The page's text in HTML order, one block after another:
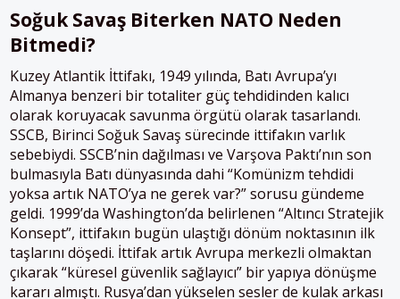
Soğuk Savaş Biterken NATO Neden
Bitmedi?
Kuzey Atlantik İttifakı, 1949 yılında, Batı Avrupa’yı
Almanya benzeri bir totaliter güç tehdidinden kalıcı
olarak koruyacak savunma örgütü olarak tasarlandı.
SSCB, Birinci Soğuk Savaş sürecinde ittifakın varlık
sebebiydi. SSCB’nin dağılması ve Varşova Paktı’nın son
bulmasıyla Batı dünyasında dahi “Komünizm tehdidi
yoksa artık NATO’ya ne gerek var?” sorusu gündeme
geldi. 1999’da Washington’da belirlenen “Altıncı Stratejik
Konsept”, ittifakın bugün ulaştığı dönüm noktasının ilk
taşlarını döşedi. İttifak artık Avrupa merkezli olmaktan
çıkarak “küresel güvenlik sağlayıcı” bir yapıya dönüşme
kararı almıştı. Rusya’dan yükselen sesler de kulak arkası